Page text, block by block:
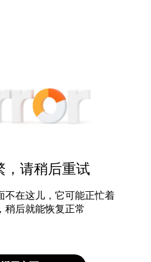
，请稍后重试
不在这儿，它可能正忙着
稍后就能恢复正常